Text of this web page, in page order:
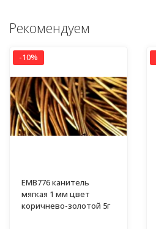
Рекомендуем
-10%
EMB776 канитель
мягкая 1 мм цвет
коричнево-золотой 5г